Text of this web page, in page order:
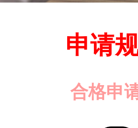
申请
合格申